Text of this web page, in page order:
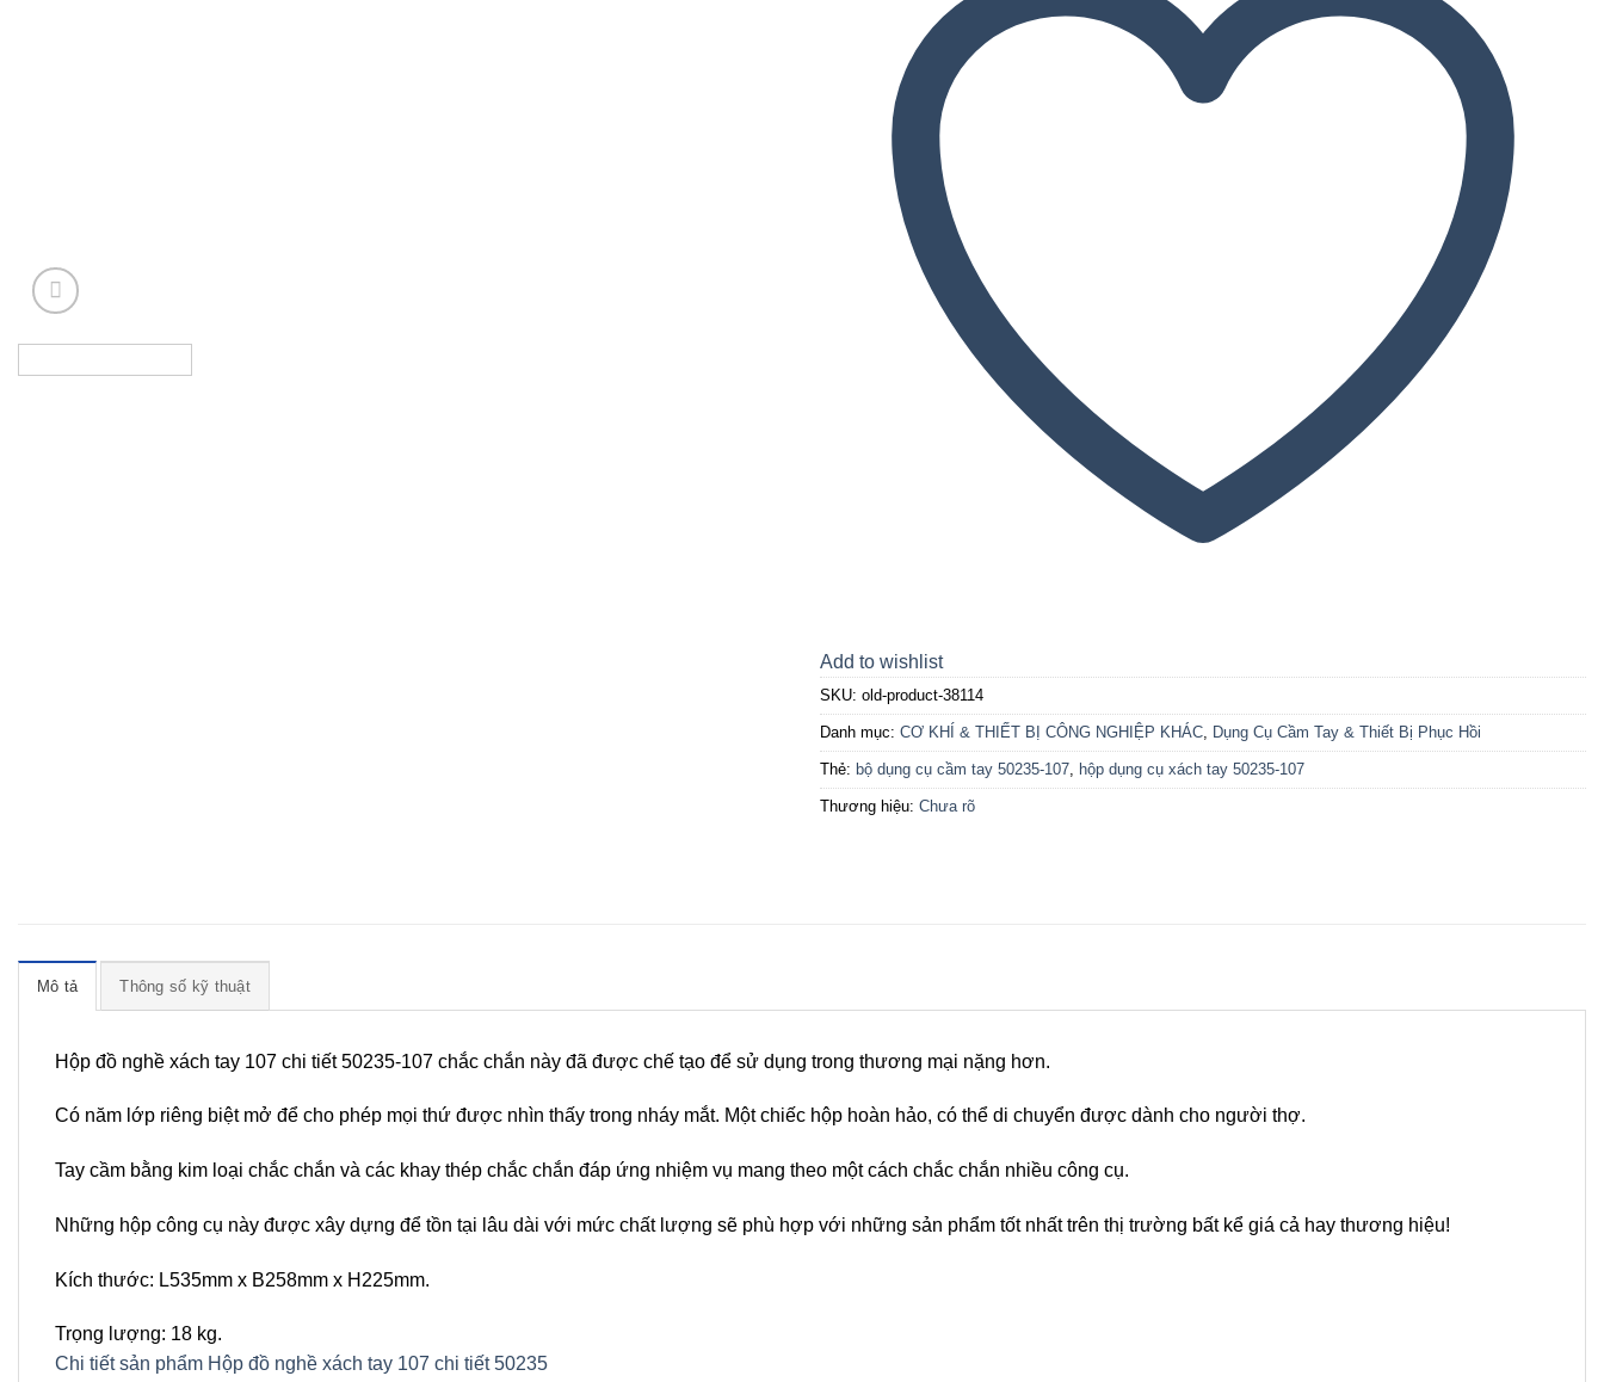
Add to wishlist
SKU: old-product-38114
Danh mục: CƠ KHÍ & THIẾT BỊ CÔNG NGHIỆP KHÁC Dụng Cụ Cầm Tay & Thiết Bị Phục Hồi
Thẻ: bộ dụng cụ cầm tay 50235-107 hộp dụng cụ xách tay 50235-107
Thương hiệu: Chưa rõ
Mô tả Thông số kỹ thuật
Hộp đồ nghề xách tay 107 chi tiết 50235-107 chắc chắn này đã được chế tạo để sử dụng trong thương mại nặng hơn.
Có năm lớp riêng biệt mở để cho phép mọi thứ được nhìn thấy trong nháy mắt. Một chiếc hộp hoàn hảo, có thể di chuyển được dành cho người thợ.
Tay cầm bằng kim loại chắc chắn và các khay thép chắc chắn đáp ứng nhiệm vụ mang theo một cách chắc chắn nhiều công cụ.
Những hộp công cụ này được xây dựng để tồn tại lâu dài với mức chất lượng sẽ phù hợp với những sản phẩm tốt nhất trên thị trường bất kể giá cả hay thương hiệu!
Kích thước: L535mm x B258mm x H225mm.
Trọng lượng: 18 kg.
Chi tiết sản phẩm Hộp đồ nghề xách tay 107 chi tiết 50235